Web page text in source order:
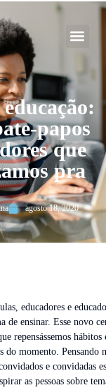
papos
que
pra
agosto 18, 2020
educadores e
de ensinar. Esse novo
repensássemos
do momento. Pensando
e convidadas
as pessoas sobre